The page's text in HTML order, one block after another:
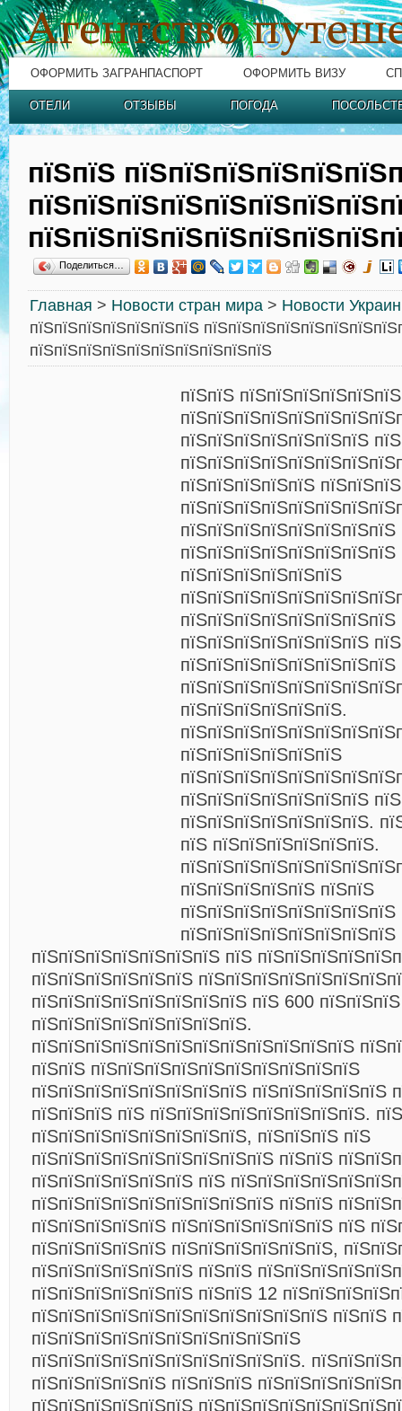
ОФОРМИТЬ ЗАГРАНПАСПОРТ ОФОРМИТЬ ВИЗУ
ОТЕЛИ ОТЗЫВЫ ПОГОДА
пїЅпїЅ
Поделиться…
Главная > Новости стран мира > Новости
пїЅпїЅпїЅпїЅпїЅпїЅпїЅ
пїЅпїЅпїЅпїЅпїЅпїЅпїЅпїЅпїЅпїЅ
пїЅпїЅ
пїЅпїЅпїЅпїЅпїЅпїЅпїЅ
пїЅпїЅпїЅпїЅпїЅ
пїЅпїЅпїЅпїЅпїЅпїЅпїЅпїЅ
пїЅпїЅпїЅпїЅпїЅпїЅпїЅпїЅ
пїЅпїЅпїЅпїЅпїЅпїЅ
пїЅпїЅпїЅпїЅпїЅпїЅпїЅпїЅ
пїЅпїЅпїЅпїЅпїЅпїЅпїЅ
пїЅпїЅпїЅпїЅпїЅпїЅпїЅпїЅ
пїЅпїЅпїЅпїЅпїЅпїЅ.
пїЅпїЅпїЅпїЅпїЅпїЅ
пїЅпїЅпїЅпїЅпїЅпїЅпїЅ
пїЅпїЅпїЅпїЅпїЅпїЅпїЅ.
пїЅ пїЅпїЅпїЅпїЅпїЅпїЅ.
пїЅпїЅпїЅпїЅпїЅ пїЅпїЅ
пїЅпїЅпїЅпїЅпїЅпїЅпїЅпїЅ
пїЅпїЅпїЅпїЅпїЅпїЅпїЅпїЅ
пїЅпїЅпїЅпїЅпїЅпїЅпїЅ пїЅ
пїЅпїЅпїЅпїЅпїЅпїЅ
пїЅпїЅпїЅпїЅпїЅпїЅпїЅпїЅ пїЅ 600
пїЅпїЅпїЅпїЅпїЅпїЅпїЅпїЅ.
пїЅпїЅпїЅпїЅпїЅпїЅпїЅпїЅпїЅпїЅпїЅпїЅ
пїЅпїЅ пїЅпїЅпїЅпїЅпїЅпїЅпїЅпїЅпїЅпїЅ
пїЅпїЅпїЅпїЅпїЅпїЅпїЅпїЅ пїЅпїЅпїЅпїЅпїЅ
пїЅпїЅпїЅ пїЅ пїЅпїЅпїЅпїЅпїЅпїЅпїЅпїЅ.
пїЅпїЅпїЅпїЅпїЅпїЅпїЅпїЅ, пїЅпїЅпїЅ пїЅ
пїЅпїЅпїЅпїЅпїЅпїЅпїЅпїЅпїЅ пїЅпїЅ
пїЅпїЅпїЅпїЅпїЅпїЅ пїЅ
пїЅпїЅпїЅпїЅпїЅпїЅпїЅпїЅпїЅ пїЅпїЅ
пїЅпїЅпїЅпїЅпїЅ пїЅпїЅпїЅпїЅпїЅпїЅ пїЅ
пїЅпїЅпїЅпїЅпїЅ пїЅпїЅпїЅпїЅпїЅпїЅ,
пїЅпїЅпїЅпїЅпїЅпїЅ пїЅпїЅ
пїЅпїЅпїЅпїЅпїЅпїЅ пїЅпїЅ 12
пїЅпїЅпїЅпїЅпїЅпїЅпїЅпїЅпїЅпїЅпїЅ пїЅпїЅ
пїЅпїЅпїЅпїЅпїЅпїЅпїЅпїЅпїЅпїЅ
пїЅпїЅпїЅпїЅпїЅпїЅпїЅпїЅпїЅпїЅ.
пїЅпїЅпїЅпїЅпїЅ пїЅпїЅпїЅ
пїЅпїЅпїЅпїЅпїЅпїЅ